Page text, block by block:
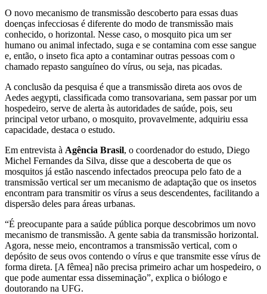
O novo mecanismo de transmissão descoberto para essas duas
doenças infecciosas é diferente do modo de transmissão mais
conhecido, o horizontal. Nesse caso, o mosquito pica um ser
humano ou animal infectado, suga e se contamina com esse sangue
e, então, o inseto fica apto a contaminar outras pessoas com o
chamado repasto sanguíneo do vírus, ou seja, nas picadas.
A conclusão da pesquisa é que a transmissão direta aos ovos de
Aedes aegypti, classificada como transovariana, sem passar por um
hospedeiro, serve de alerta às autoridades de saúde, pois, seu
principal vetor urbano, o mosquito, provavelmente, adquiriu essa
capacidade, destaca o estudo.
Em entrevista à Agência Brasil, o coordenador do estudo, Diego
Michel Fernandes da Silva, disse que a descoberta de que os
mosquitos já estão nascendo infectados preocupa pelo fato de a
transmissão vertical ser um mecanismo de adaptação que os insetos
encontram para transmitir os vírus a seus descendentes, facilitando a
dispersão deles para áreas urbanas.
“É preocupante para a saúde pública porque descobrimos um novo
mecanismo de transmissão. A gente sabia da transmissão horizontal.
Agora, nesse meio, encontramos a transmissão vertical, com o
depósito de seus ovos contendo o vírus e que transmite esse vírus de
forma direta. [A fêmea] não precisa primeiro achar um hospedeiro, o
que pode aumentar essa disseminação”, explica o biólogo e
doutorando na UFG.